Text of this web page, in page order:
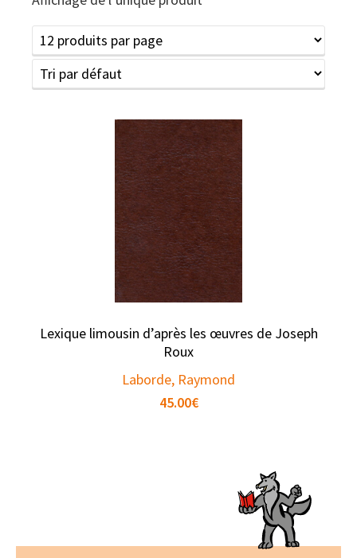
Lexique limousin d’après les œuvres de Joseph
Roux
Laborde, Raymond
45.00€